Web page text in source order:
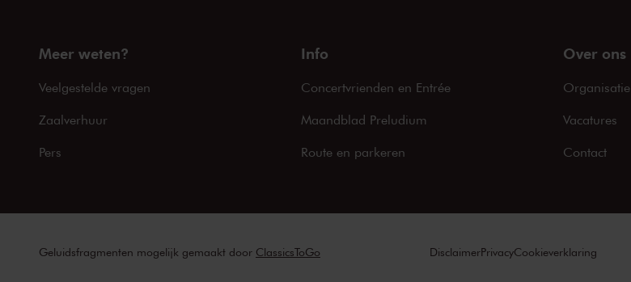
Meer weten?
Veelgestelde vragen
Zaalverhuur
Pers
Info
Concertvrienden en Entrée
Maandblad Preludium
Route en parkeren
Over ons
Organisatie
Vacatures
Contact
Geluidsfragmenten mogelijk gemaakt door ClassicsToGo DisclaimerPrivacyCookieverklaring